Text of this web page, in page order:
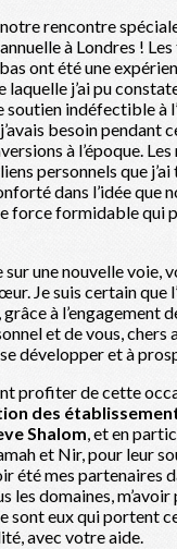
notre rencontre
à Londres !
ont été une
laquelle j’ai pu
indéfectible à
besoin pendant
à l’époque. Les
personnels que
dans l’idée que
force formidable qui
sur une nouvelle voie,
Je suis certain que
à l’engagement
et de vous,
développer et à
profiter de cette
des
Shalom, et en
et Nir, pour leur
été mes partenaires
les domaines,
sont eux qui portent
avec votre aide.